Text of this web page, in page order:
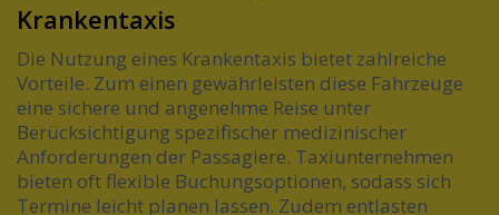
Krankentaxis
Die Nutzung eines Krankentaxis bietet zahlreiche
Vorteile. Zum einen gewährleisten diese Fahrzeuge
eine sichere und angenehme Reise unter
Berücksichtigung spezifischer medizinischer
Anforderungen der Passagiere. Taxiunternehmen
bieten oft flexible Buchungsoptionen, sodass sich
Termine leicht planen lassen. Zudem entlasten